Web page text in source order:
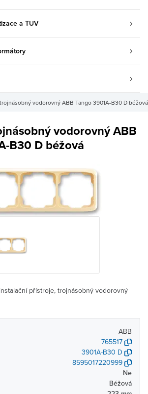
a TUV
vodorovný ABB Tango 3901A-B30 D béžová
vodorovný ABB
B30 D béžová
přístroje, trojnásobný vodorovný
ABB
765517
3901A-B30 D
8595017220999
Ne
Béžová